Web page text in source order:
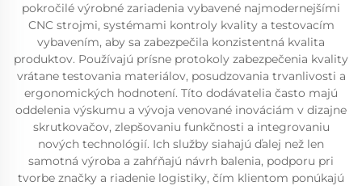
pokročilé výrobné zariadenia vybavené najmodernejšími
CNC strojmi, systémami kontroly kvality a testovacím
vybavením, aby sa zabezpečila konzistentná kvalita
produktov. Používajú prísne protokoly zabezpečenia kvality
vrátane testovania materiálov, posudzovania trvanlivosti a
ergonomických hodnotení. Títo dodávatelia často majú
oddelenia výskumu a vývoja venované inováciám v dizajne
skrutkovačov, zlepšovaniu funkčnosti a integrovaniu
nových technológií. Ich služby siahajú ďalej než len
samotná výroba a zahŕňajú návrh balenia, podporu pri
tvorbe značky a riadenie logistiky, čím klientom ponúkajú